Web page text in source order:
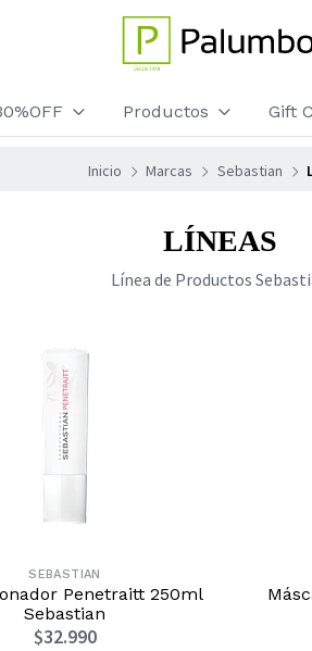
Productos Gift
Inicio Marcas Sebastian
LÍNEAS
Línea de Productos
SEBASTIAN
Penetraitt 250ml
Sebastian
$32.990